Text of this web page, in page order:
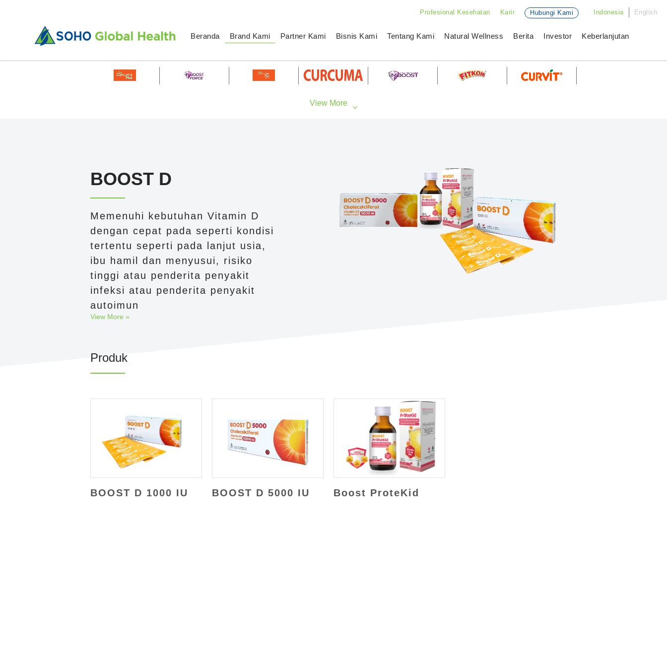
Profesional Kesehatan Karir Hubungi Kami Indonesia English
Beranda Brand Kami Partner Kami Bisnis Kami Tentang Kami Natural Wellness Berita Investor Keberlanjutan
BOOST D
Memenuhi kebutuhan Vitamin D
dengan cepat pada seperti kondisi
tertentu seperti pada lanjut usia,
ibu hamil dan menyusui, risiko
tinggi atau penderita penyakit
infeksi atau penderita penyakit
autoimun
View More »
Produk
BOOST D 1000 IU BOOST D 5000 IU Boost ProteKid